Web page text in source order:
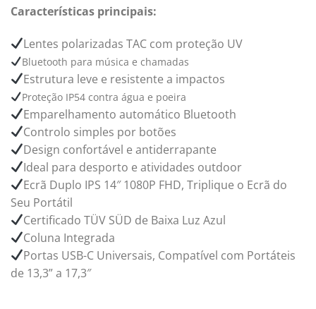
Características principais:
Lentes polarizadas TAC com proteção UV
Bluetooth para música e chamadas
Estrutura leve e resistente a impactos
Proteção IP54 contra água e poeira
Emparelhamento automático Bluetooth
Controlo simples por botões
Design confortável e antiderrapante
Ideal para desporto e atividades outdoor
Ecrã Duplo IPS 14″ 1080P FHD, Triplique o Ecrã do
Seu Portátil
Certificado TÜV SÜD de Baixa Luz Azul
Coluna Integrada
Portas USB-C Universais, Compatível com Portáteis
de 13,3” a 17,3″